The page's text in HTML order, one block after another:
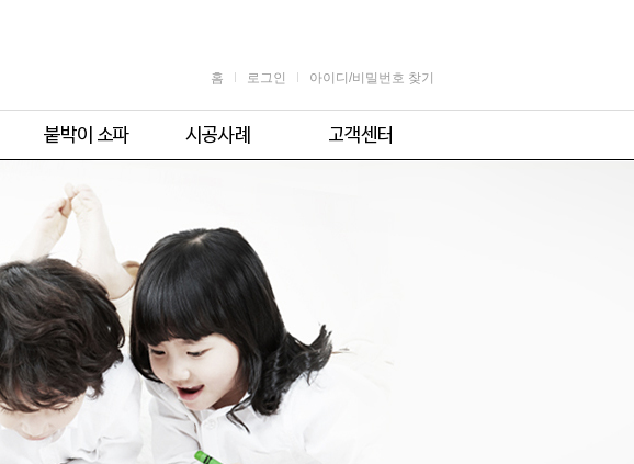
홈 로그인 아이디/비밀번호 찾기
주문형
기본형
업소용
체육시설용